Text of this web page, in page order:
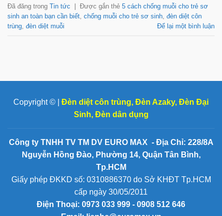
Đã đăng trong Tin tức Được gắn thẻ 5 cách chống muỗi cho trẻ sơ
sinh an toàn bạn cần biết, chống muỗi cho trẻ sơ sinh, đèn diệt côn
trùng, đèn diệt muỗi Để lại một bình luận
Copyright © | Đèn diệt côn trùng, Đèn Azaky, Đèn Đại
Sinh, Đèn dân dụng
Công ty TNHH TV TM DV EURO MAX - Địa Chỉ: 228/8A
Nguyễn Hồng Đào, Phường 14, Quận Tân Bình,
Tp.HCM
Giấy phép ĐKKD số: 0310886370 do Sở KHĐT Tp.HCM
cấp ngày 30/05/2011
Điện Thoại: 0973 033 999 - 0908 512 646